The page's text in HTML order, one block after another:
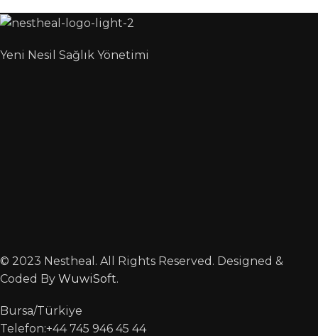
Yeni Nesil Sağlık Yönetimi
© 2023 Nestheal. All Rights Reserved. Designed &
Coded By WuwiSoft.
Bursa/Türkiye
Telefon:+44 745 946 45 44